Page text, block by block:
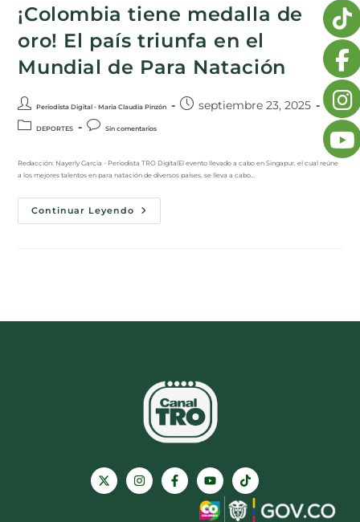
¡Colombia tiene medalla de
oro! El país triunfa en el
Mundial de Para Natación
Periodista Digital - María Claudia Pinzón septiembre 23, 2025
DEPORTES Sin comentarios
Redacción: Nayerly Garcia - Periodista TRO DigitalEl evento llevado a cabo en Singapur, el cual reúne
a los mejores talentos en para natación de diversos países, se lleva a cabo…
Continuar Leyendo